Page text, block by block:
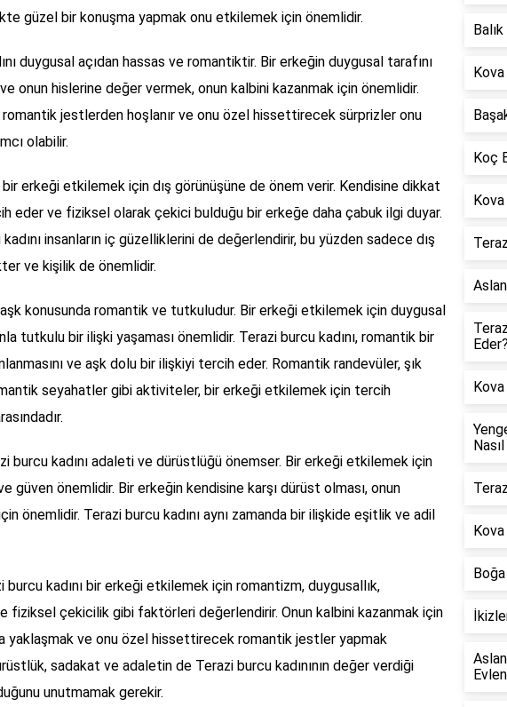
güzel bir konuşma yapmak onu etkilemek için önemlidir.
duygusal açıdan hassas ve romantiktir. Bir erkeğin duygusal tarafını
onun hislerine değer vermek, onun kalbini kazanmak için önemlidir.
romantik jestlerden hoşlanır ve onu özel hissettirecek sürprizler onu
olabilir.
bir erkeği etkilemek için dış görünüşüne de önem verir. Kendisine dikkat
eder ve fiziksel olarak çekici bulduğu bir erkeğe daha çabuk ilgi duyar.
insanların iç güzelliklerini de değerlendirir, bu yüzden sadece dış
ve kişilik de önemlidir.
aşk konusunda romantik ve tutkuludur. Bir erkeği etkilemek için duygusal
tutkulu bir ilişki yaşaması önemlidir. Terazi burcu kadını, romantik bir
ve aşk dolu bir ilişkiyi tercih eder. Romantik randevüler, şık
seyahatler gibi aktiviteler, bir erkeği etkilemek için tercih
burcu kadını adaleti ve dürüstlüğü önemser. Bir erkeği etkilemek için
güven önemlidir. Bir erkeğin kendisine karşı dürüst olması, onun
önemlidir. Terazi burcu kadını aynı zamanda bir ilişkide eşitlik ve adil
burcu kadını bir erkeği etkilemek için romantizm, duygusallık,
fiziksel çekicilik gibi faktörleri değerlendirir. Onun kalbini kazanmak için
yaklaşmak ve onu özel hissettirecek romantik jestler yapmak
sadakat ve adaletin de Terazi burcu kadınının değer verdiği
unutmamak gerekir.
Koç
Eder?
Kova
Boğa